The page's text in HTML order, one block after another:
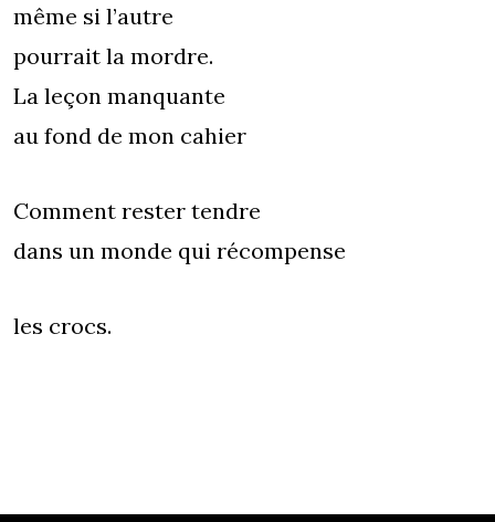
même si l’autre
pourrait la mordre.
La leçon manquante
au fond de mon cahier
Comment rester tendre
dans un monde qui récompense
les crocs.